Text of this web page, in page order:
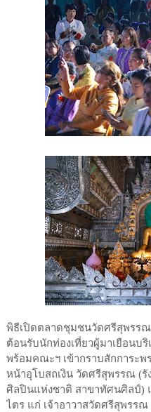
พิธีเปิดตลาดชุมชนวัดศรีสุพรร
ต้อนรับนักท่องเที่ยวผู้มาเยือนบ
พร้อมคณะฯ เข้ากราบสักการะพ
หน้าอุโบสถเงิน วัดศรีสุพรรณ (รั
ศิลปินแห่งชาติ สาขาทัศนศิลป์)
ไตร แก่ เจ้าอาวาสวัดศรีสุพรร